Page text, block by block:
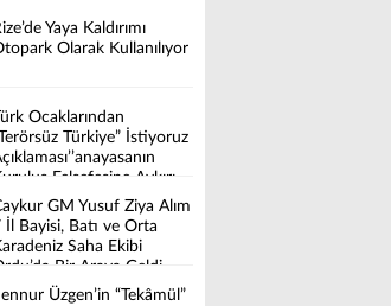
Yaya Kaldırımı
Olarak Kullanılıyor
Ocaklarından
Türkiye” İstiyoruz
Felsefesine Aykırı
İstemiyoruz’’
GM Yusuf Ziya Alım
İl Bayisi, Batı ve Orta
Saha Ekibi
Bir Araya Geldi
Üzgen’in “Tekâmül”